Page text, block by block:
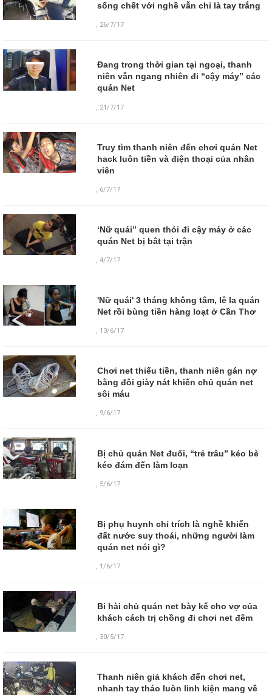
sống chết với nghề vẫn chỉ là tay trắng
, 26/7/17
Đang trong thời gian tại ngoại, thanh
niên vẫn ngang nhiên đi “cậy máy” các
quán Net
21/7/17
Truy tìm thanh niên đến chơi quán Net
hack luôn tiền và điện thoại của nhân
viên
, 6/7/17
‘Nữ quái” quen thói đi cậy máy ở các
quán Net bị bắt tại trận
,4/7/17
'Nữ quái' 3 tháng không tắm, lê la quán
Net rồi bùng tiền hàng loạt ở Cần Thơ
, 13/6/17
Chơi net thiếu tiền, thanh niên gán nợ
bằng đôi giày nát khiến chủ quán net
sôi máu
, 9/6/17
Bị chủ quán Net đuổi, “trẻ trâu” kéo bè
kéo đám đến làm loạn
, 5/6/17
Bị phụ huynh chỉ trích là nghề khiến
đất nước suy thoái, những người làm
quán net nói gì?
, 1/6/17
Bi hài chủ quán net bày kế cho vợ của
khách cách trị chồng đi chơi net đêm
, 30/5/17
Thanh niên giả khách đến chơi net,
nhanh tay tháo luôn linh kiện mang về